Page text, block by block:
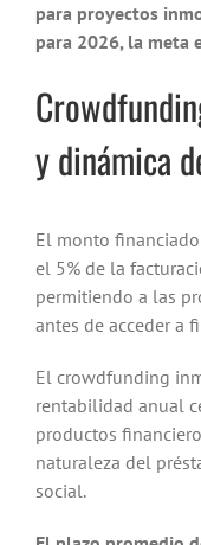
para proyectos
para 2026, la meta
y dinámica
El monto
el 5% de la
permitiendo a las
antes de acceder a
El crowdfunding
rentabilidad anual
productos
naturaleza del
social.